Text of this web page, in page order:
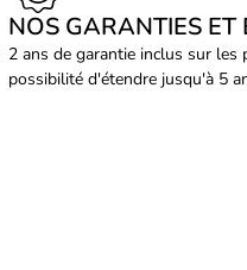
NOS GARANTIES ET
2 ans de garantie inclus sur les
possibilité d'étendre jusqu'à 5